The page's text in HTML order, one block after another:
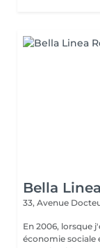
Bella
33, Avenue
En 2006, lorsque
économie sociale